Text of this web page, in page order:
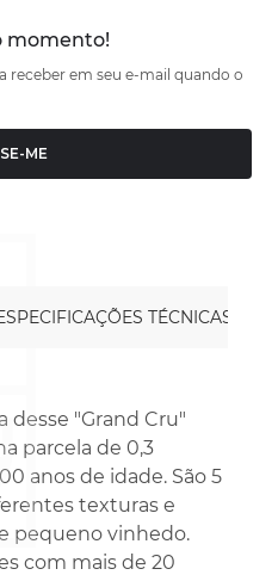
momento!
receber em seu e-mail quando o
ME
TÉCNICAS
desse "Grand Cru"
parcela de 0,3
anos de idade. São 5
texturas e
pequeno vinhedo.
com mais de 20